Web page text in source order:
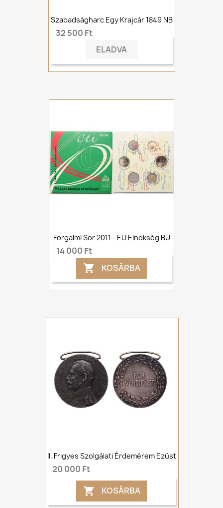
Szabadságharc Egy Krajcár 1849 NB
32 500 Ft
ELADVA
Forgalmi Sor 2011 - EU Elnökség BU
14 000 Ft
 KOSÁRBA
II. Frigyes Szolgálati Érdemérem Ezüst
20 000 Ft
 KOSÁRBA